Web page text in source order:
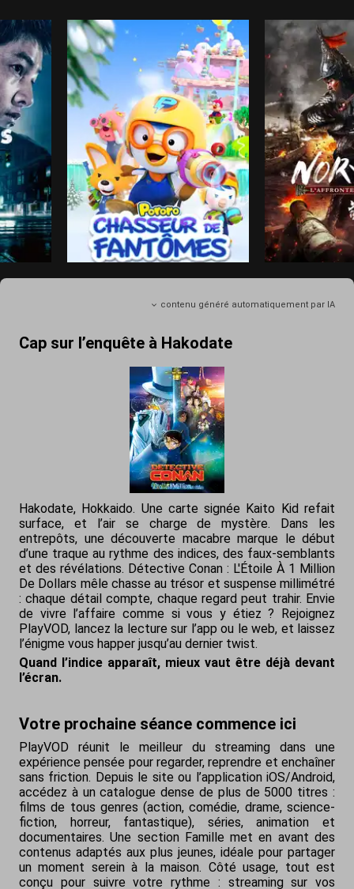
contenu généré automatiquement par IA
Cap sur l’enquête à Hakodate
Hakodate, Hokkaido. Une carte signée Kaito Kid refait
surface, et l’air se charge de mystère. Dans les
entrepôts, une découverte macabre marque le début
d’une traque au rythme des indices, des faux-semblants
et des révélations. Détective Conan : L'Étoile À 1 Million
De Dollars mêle chasse au trésor et suspense millimétré
: chaque détail compte, chaque regard peut trahir. Envie
de vivre l’affaire comme si vous y étiez ? Rejoignez
PlayVOD, lancez la lecture sur l’app ou le web, et laissez
l’énigme vous happer jusqu’au dernier twist.
Quand l’indice apparaît, mieux vaut être déjà devant
l’écran.
Votre prochaine séance commence ici
PlayVOD réunit le meilleur du streaming dans une
expérience pensée pour regarder, reprendre et enchaîner
sans friction. Depuis le site ou l’application iOS/Android,
accédez à un catalogue dense de plus de 5000 titres :
films de tous genres (action, comédie, drame, science-
fiction, horreur, fantastique), séries, animation et
documentaires. Une section Famille met en avant des
contenus adaptés aux plus jeunes, idéale pour partager
un moment serein à la maison. Côté usage, tout est
conçu pour suivre votre rythme : streaming sur vos